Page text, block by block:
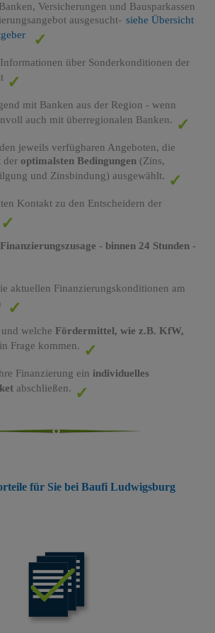
Versicherungen und Bausparkassen
ausgesucht- siehe Übersicht
über Sonderkonditionen der
mit Banken aus der Region - wenn
auch mit überregionalen Banken.
jeweils verfügbaren Angeboten, die
der optimalsten Bedingungen(Zins,
und Zinsbindung) ausgewählt.
Kontakt zu den Entscheidern der
Finanzierungszusage - binnen 24 Stunden-
aktuellen Finanzierungskonditionen am
welche Fördermittel, wie z.B. KfW,
Frage kommen.
Finanzierung ein individuelles
abschließen.
für Sie bei Baufi Ludwigsburg